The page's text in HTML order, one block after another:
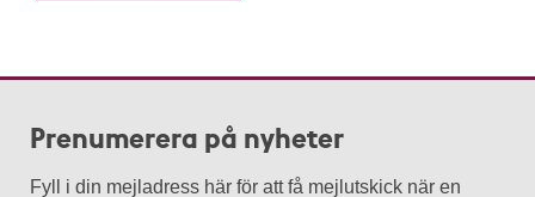
Prenumerera på nyheter
Fyll i din mejladress här för att få mejlutskick när en